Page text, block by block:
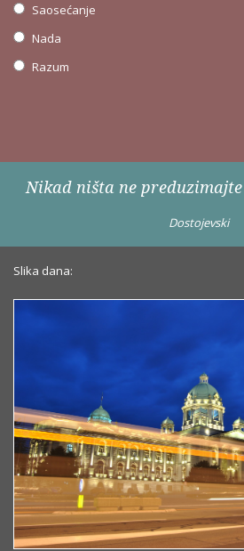
Saosećanje
Nada
Razum
Nikad ništa ne preduzimajte
Dostojevski
Slika dana: